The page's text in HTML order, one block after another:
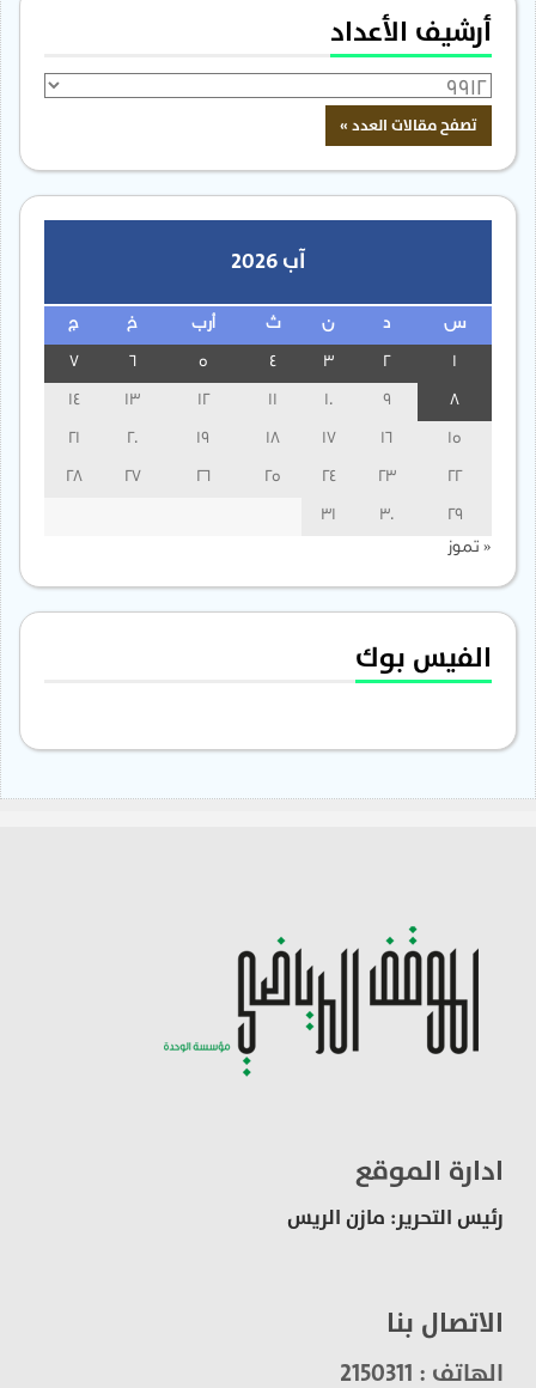
أرشيف الأعداد
آب 2026
س ن ث أرب خ ج
3
13
14
15
16
17
18
19
20
21
22
23
24
25
26
27
28
29
30
31
« تموز
الفيس بوك
ادارة الموقع
رئيس التحرير: مازن الريس
الاتصال بنا
الهاتف : 2150311